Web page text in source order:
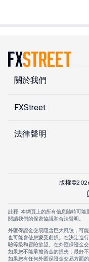
關於我們
FXStreet
法律聲明
版權©2026
註釋: 本網頁上的所有信息隨時可能
閱讀我們的保密協議和合法聲明。
外匯保證金交易隱含巨大風險，可
也可能會使您蒙受虧損。在決定進
驗等級和冒險欲望。在外匯保證金
如果您不能承擔資金的損失，最好
如果您有任何外匯保證金交易方面